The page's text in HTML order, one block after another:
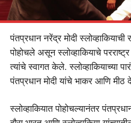
पंतप्रधान नरेंद्र मोदी स्लोव्हाकियाची
पोहोचले असून स्लोव्हाकियाचे
त्यांचे स्वागत केले. स्लोव्हाकियाच्या
पंतप्रधान मोदी यांचे भाकर आणि
स्लोव्हाकियात पोहोचल्यानंतर